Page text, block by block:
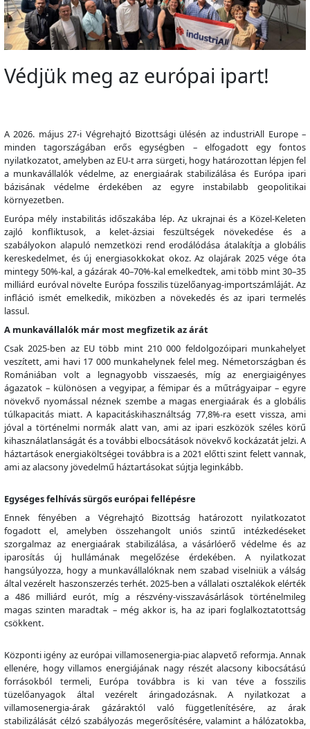
Védjük meg az európai ipart!
A 2026. május 27-i Végrehajtó Bizottsági ülésén az industriAll Europe –
minden tagországában erős egységben – elfogadott egy fontos
nyilatkozatot, amelyben az EU-t arra sürgeti, hogy határozottan lépjen fel
a munkavállalók védelme, az energiaárak stabilizálása és Európa ipari
bázisának védelme érdekében az egyre instabilabb geopolitikai
környezetben.
Európa mély instabilitás időszakába lép. Az ukrajnai és a Közel-Keleten
zajló konfliktusok, a kelet-ázsiai feszültségek növekedése és a
szabályokon alapuló nemzetközi rend erodálódása átalakítja a globális
kereskedelmet, és új energiasokkokat okoz. Az olajárak 2025 vége óta
mintegy 50%-kal, a gázárak 40–70%-kal emelkedtek, ami több mint 30–35
milliárd euróval növelte Európa fosszilis tüzelőanyag-importszámláját. Az
infláció ismét emelkedik, miközben a növekedés és az ipari termelés
lassul.
A munkavállalók már most megfizetik az árát
Csak 2025-ben az EU több mint 210 000 feldolgozóipari munkahelyet
veszített, ami havi 17 000 munkahelynek felel meg. Németországban és
Romániában volt a legnagyobb visszaesés, míg az energiaigényes
ágazatok – különösen a vegyipar, a fémipar és a műtrágyaipar – egyre
növekvő nyomással néznek szembe a magas energiaárak és a globális
túlkapacitás miatt. A kapacitáskihasználtság 77,8%-ra esett vissza, ami
jóval a történelmi normák alatt van, ami az ipari eszközök széles körű
kihasználatlanságát és a további elbocsátások növekvő kockázatát jelzi. A
háztartások energiaköltségei továbbra is a 2021 előtti szint felett vannak,
ami az alacsony jövedelmű háztartásokat sújtja leginkább.
Egységes felhívás sürgős európai fellépésre
Ennek fényében a Végrehajtó Bizottság határozott nyilatkozatot
fogadott el, amelyben összehangolt uniós szintű intézkedéseket
szorgalmaz az energiaárak stabilizálása, a vásárlóerő védelme és az
iparosítás új hullámának megelőzése érdekében. A nyilatkozat
hangsúlyozza, hogy a munkavállalóknak nem szabad viselniük a válság
által vezérelt haszonszerzés terhét. 2025-ben a vállalati osztalékok elérték
a 486 milliárd eurót, míg a részvény-visszavásárlások történelmileg
magas szinten maradtak – még akkor is, ha az ipari foglalkoztatottság
csökkent.
Központi igény az európai villamosenergia-piac alapvető reformja. Annak
ellenére, hogy villamos energiájának nagy részét alacsony kibocsátású
forrásokból termeli, Európa továbbra is ki van téve a fosszilis
tüzelőanyagok által vezérelt áringadozásnak. A nyilatkozat a
villamosenergia-árak gázáraktól való függetlenítésére, az árak
stabilizálását célzó szabályozás megerősítésére, valamint a hálózatokba,